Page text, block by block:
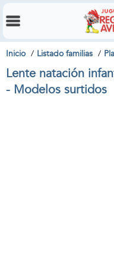
Inicio Listado familias
Lente natación
- Modelos surtidos